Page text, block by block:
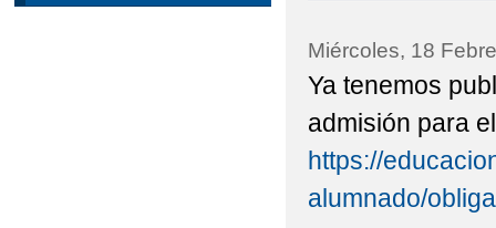
Miércoles, 18
Ya tenemos
admisión para
https://
alumnado/